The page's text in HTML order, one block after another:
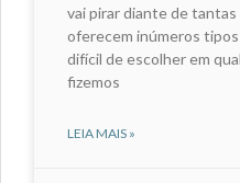
vai pirar diante de
oferecem inúmeros
difícil de escolher em
fizemos
LEIA MAIS »